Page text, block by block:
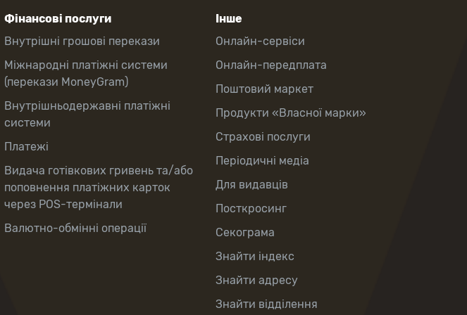
Фінансові послуги
Внутрішні грошові перекази
Міжнародні платіжні системи
(перекази MoneyGram)
Внутрішньодержавні платіжні
системи
Платежі
Видача готівкових гривень та/або
поповнення платіжних карток
через POS-термінали
Валютно-обмінні операції
Інше
Онлайн-сервіси
Онлайн-передплата
Поштовий маркет
Продукти «Власної марки»
Страхові послуги
Періодичні медіа
Для видавців
Посткросинг
Секограма
Знайти індекс
Знайти адресу
Знайти відділення